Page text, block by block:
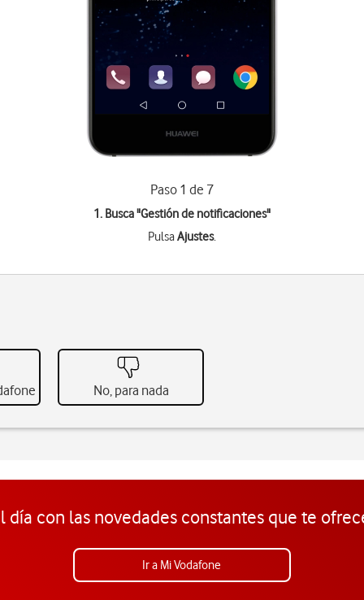
Paso 1 de 7
1. Busca "Gestión de notificaciones"
PulsaAjustes.
No, para nada
día con las novedades constantes que te
Ir a Mi Vodafone